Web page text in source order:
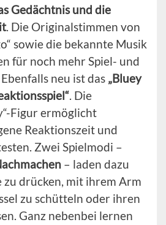
Gedächtnis und die
. Die Originalstimmen von
sowie die bekannte Musik
für noch mehr Spiel- und
neu ist das „Bluey
. Die
Figur ermöglicht
Reaktionszeit und
Zwei Spielmodi –
– laden dazu
zu drücken, mit ihrem Arm
zu schütteln oder ihren
Ganz nebenbei lernen